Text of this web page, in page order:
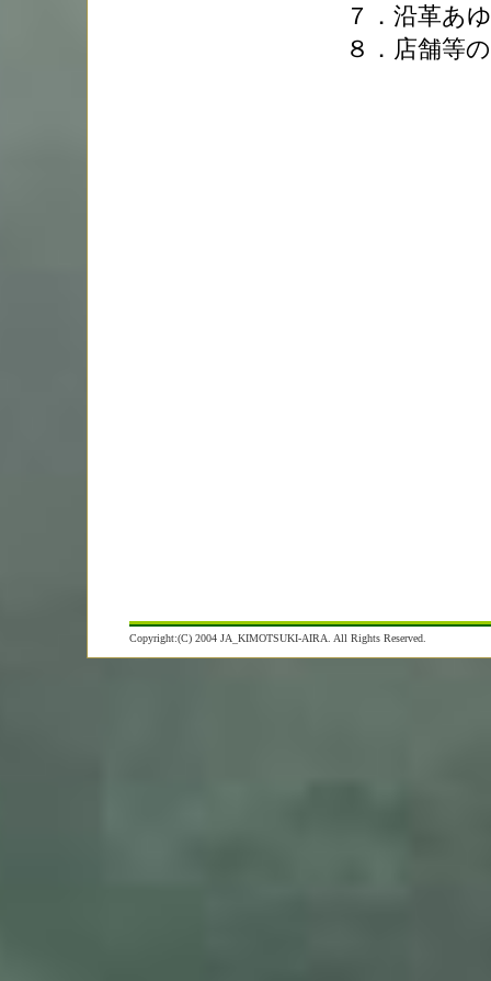
７．沿革あ
８．店舗等
Copyright:(C) 2004 JA_KIMOTSUKI-AIRA. All Rights Reserved.